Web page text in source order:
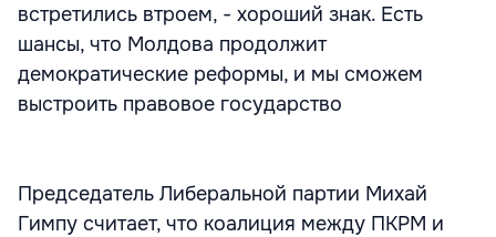
встретились втроем, - хороший знак. Есть
шансы, что Молдова продолжит
демократические реформы, и мы сможем
выстроить правовое государство
Председатель Либеральной партии Михай
Гимпу считает, что коалиция между ПКРМ и